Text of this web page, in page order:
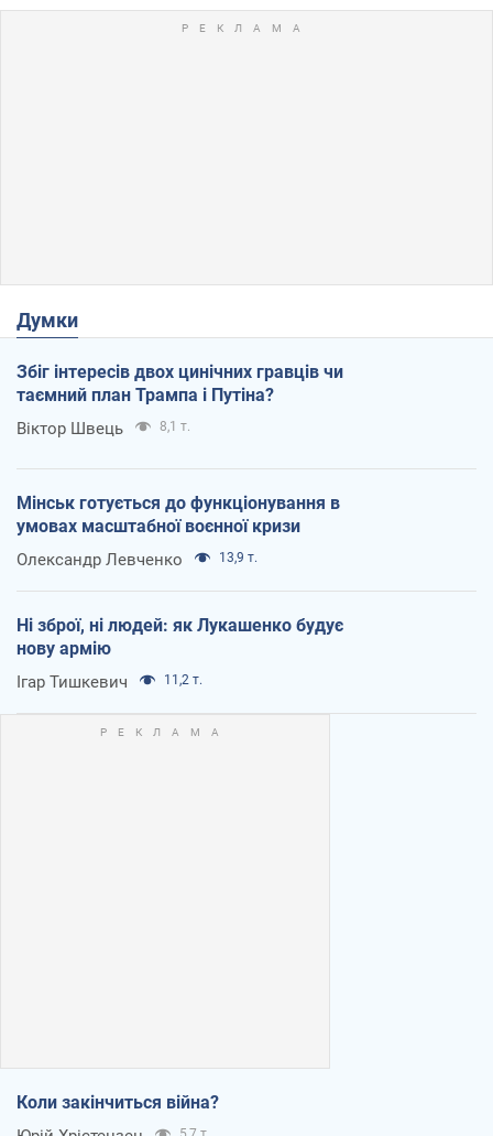
Думки
Збіг інтересів двох цинічних гравців чи
таємний план Трампа і Путіна?
Віктор Швець 8,1 т.
Мінськ готується до функціонування в
умовах масштабної воєнної кризи
Олександр Левченко 13,9 т.
Ні зброї, ні людей: як Лукашенко будує
нову армію
Ігар Тишкевич 11,2 т.
Коли закінчиться війна?